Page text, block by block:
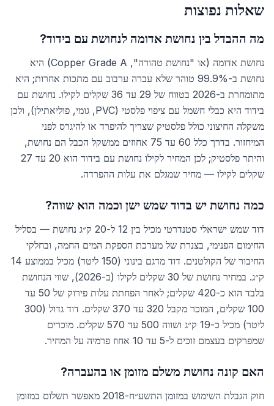
שאלות נפוצות
מה ההבדל בין נחושת אדומה לנחושת עם בידוד?
נחושת אדומה (או "נחושת טהורה", Copper Grade A) היא
נחושת ב-99.9% טוהר שלא עברה ערבוב עם מתכות אחרות; היא
מתומחרת ב-2026 בטווח של 29 עד 36 שקלים לקילו. נחושת עם
בידוד היא כבלי חשמל עם ציפוי פלסטי (PVC, גומי, פוליאתילן), ולכן
משקלה החיצוני כולל פלסטיק שצריך להיפרד או להיגרס לפני
המיחזור. בדרך כלל 60 עד 75 אחוזים ממשקל הכבל הם נחושת,
והיתר פלסטיק; לכן המחיר לקילו נחושת עם בידוד הוא 20 עד 27
שקלים לקילו — מחיר שמגלם את עלות ההפרדה.
כמה נחושת יש בדוד שמש ישן וכמה הוא שווה?
דוד שמש ישראלי סטנדרטי מכיל בין 12 ל-20 ק״ג נחושת — בסליל
החימום הפנימי, בצנרת של מערכת הספקת המים החמה, ובחלקי
החיבור של הקולטנים. דוד מדגם בינוני (150 ליטר) מכיל בממוצע 14
ק״ג. במחיר נחושת של 30 שקלים לקילו (ב-2026), שווי הנחושת
בלבד הוא כ-420 שקלים; לאחר הפחתת עלות פירוק של 50 עד
100 שקלים, המוכר מקבל 320 עד 370 שקלים. דוד גדול (300
ליטר) מכיל כ-19 ק״ג ושווה 500 עד 570 שקלים. מוכרים
שמפרקים בעצמם זוכים ל-5 עד 10 אחוז פרמיה על המחיר.
האם קונה נחושת משלם מזומן או בהעברה?
חוק הגבלת השימוש במזומן התשע״ח-2018 מאפשר תשלום במזומן